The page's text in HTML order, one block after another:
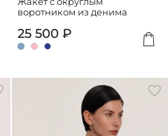
воротником из денима
25 500 ₽